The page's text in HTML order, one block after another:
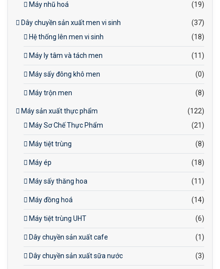
Máy nhũ hoá (19)
Dây chuyền sản xuất men vi sinh
(37)
Hệ thống lên men vi sinh
(18)
Máy ly tâm và tách men (11)
Máy sấy đông khô men (0)
Máy trộn men (8)
Máy sản xuất thực phẩm
(122)
Máy Sơ Chế Thực Phẩm
(21)
Máy tiệt trùng (8)
Máy ép (18)
Máy sấy thăng hoa (11)
Máy đồng hoá (14)
Máy tiệt trùng UHT (6)
Dây chuyền sản xuất cafe (1)
Dây chuyền sản xuất sữa nước (3)